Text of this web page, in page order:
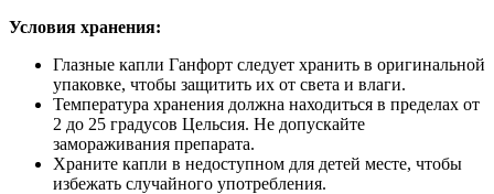
Условия хранения:
Глазные капли Ганфорт следует хранить в оригинальной
упаковке, чтобы защитить их от света и влаги.
Температура хранения должна находиться в пределах от
2 до 25 градусов Цельсия. Не допускайте
замораживания препарата.
Храните капли в недоступном для детей месте, чтобы
избежать случайного употребления.